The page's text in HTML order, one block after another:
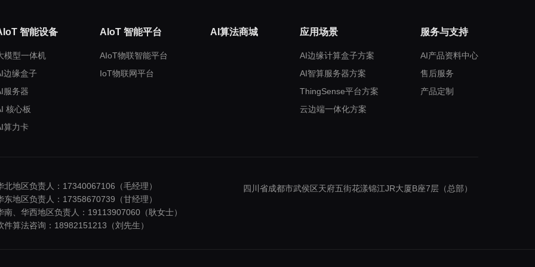
智能设备
模型一体机
边缘盒子
服务器
核心板
算力卡
AIoT 智能平台
AIoT物联智能平台
IoT物联网平台
AI算法商城 应用场景
AI边缘计算盒子方案
AI智算服务器方案
ThingSense平台方案
云边端一体化方案
服务与支持
AI产品资料中心
售后服务
产品定制
北地区负责人：17340067106（毛经理）
东地区负责人：17358670739（甘经理）
南、华西地区负责人：19113907060（耿女士）
件算法咨询：18982151213（刘先生）
四川省成都市武侯区天府五街花漾锦江JR大厦B座7层（总部）